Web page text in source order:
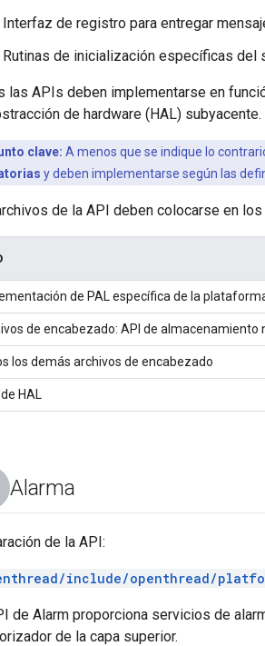
Interfaz de registro para entregar
Rutinas de inicialización específicas del
las APIs deben implementarse en
de hardware (HAL) subyacente.
clave: A menos que se indique lo
y deben implementarse según las
de la API deben colocarse en
de PAL específica de la
de encabezado: API de almacenamiento
los demás archivos de encabezado
HAL
Alarma
de la API:
include/openthread/
de Alarm proporciona servicios de
de la capa superior.